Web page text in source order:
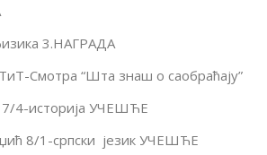
3.НАГРАДА
Смотра “Шта знаш о саобраћају”
7/4-историја УЧЕШЋЕ
8/1-српски језик УЧЕШЋЕ